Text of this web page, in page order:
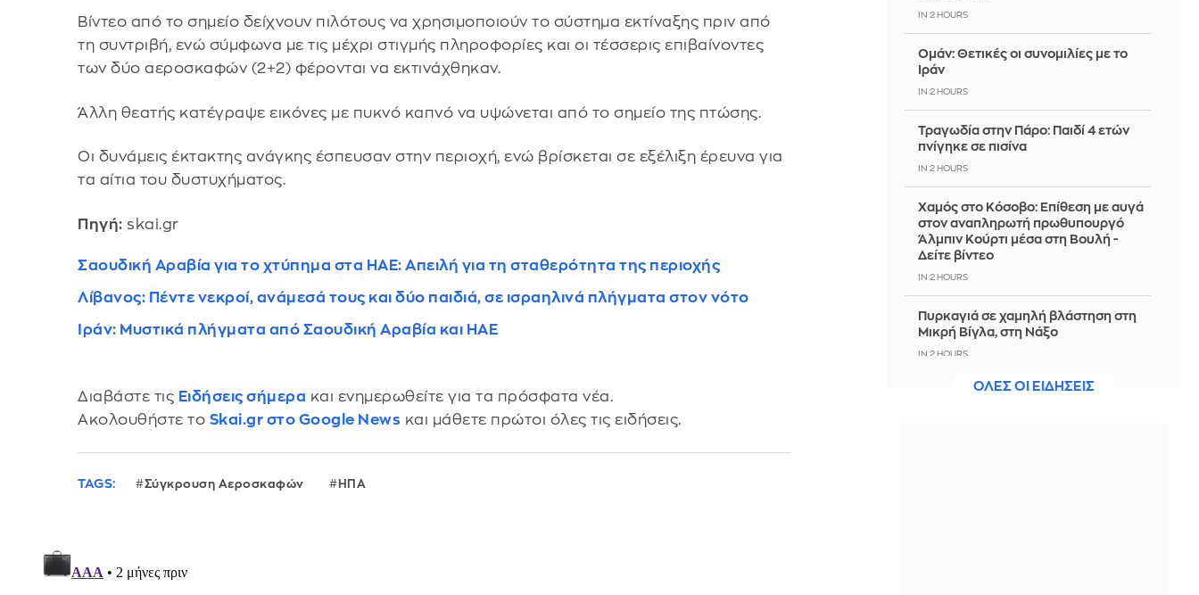
Βίντεο από το σημείο δείχνουν πιλότους να χρησιμοποιούν το σύστημα εκτίναξης πριν από
τη συντριβή, ενώ σύμφωνα με τις μέχρι στιγμής πληροφορίες και οι τέσσερις επιβαίνοντες
των δύο αεροσκαφών (2+2) φέρονται να εκτινάχθηκαν.
Άλλη θεατής κατέγραψε εικόνες με πυκνό καπνό να υψώνεται από το σημείο της πτώσης.
Οι δυνάμεις έκτακτης ανάγκης έσπευσαν στην περιοχή, ενώ βρίσκεται σε εξέλιξη έρευνα για
τα αίτια του δυστυχήματος.
Πηγή: skai.gr
Σαουδική Αραβία για το χτύπημα στα ΗΑΕ: Απειλή για τη σταθερότητα της περιοχής
Λίβανος: Πέντε νεκροί, ανάμεσά τους και δύο παιδιά, σε ισραηλινά πλήγματα στον νότο
Ιράν: Μυστικά πλήγματα από Σαουδική Αραβία και ΗΑΕ
Διαβάστε τις Ειδήσεις σήμερα και ενημερωθείτε για τα πρόσφατα νέα.
Ακολουθήστε το Skai.gr στο Google News και μάθετε πρώτοι όλες τις ειδήσεις.
TAGS: Σύγκρουση Αεροσκαφών ΗΠΑ
IN 2 HOURS
Ομάν: Θετικές οι συνομιλίες με το
Ιράν
IN 2 HOURS
Τραγωδία στην Πάρο: Παιδί 4 ετών
πνίγηκε σε πισίνα
IN 2 HOURS
Χαμός στο Κόσοβο: Επίθεση με αυγά
στον αναπληρωτή πρωθυπουργό
Άλμπιν Κούρτι μέσα στη Βουλή -
Δείτε βίντεο
IN 2 HOURS
Πυρκαγιά σε χαμηλή βλάστηση στη
Μικρή Βίγλα, στη Νάξο
IN 2 HOURS
Εξαρθρώθηκε ομάδα που διακινούσε
ΟΛΕΣ ΟΙ ΕΙΔΗΣΕΙΣ